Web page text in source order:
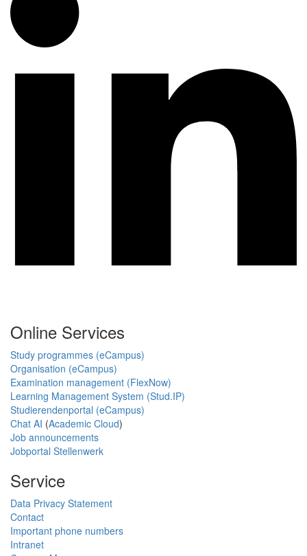
Online Services
Study programmes (eCampus)
Organisation (eCampus)
Examination management (FlexNow)
Learning Management System (Stud.IP)
Studierendenportal (eCampus)
Chat AI (Academic Cloud)
Job announcements
Jobportal Stellenwerk
Service
Data Privacy Statement
Contact
Important phone numbers
Intranet